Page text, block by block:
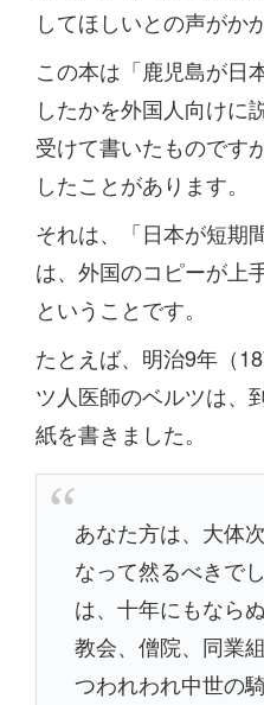
してほしいとの声がか
この本は「鹿児島が日
したかを外国人向けに
受けて書いたものです
したことがあります。
それは、「日本が短期
は、外国のコピーが上
ということです。
たとえば、明治9年（
ツ人医師のベルツは、
紙を書きました。
あなた方は、大体
なって然るべきで
は、十年にもなら
教会、僧院、同業
つわれわれ中世の